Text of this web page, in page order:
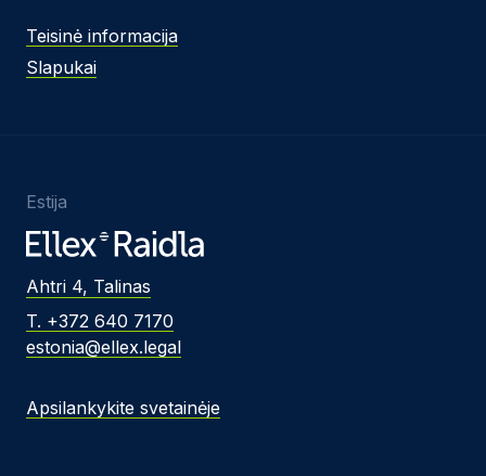
Teisinė informacija
Slapukai
Estija
Ahtri 4, Talinas
T. +372 640 7170
estonia@ellex.legal
Apsilankykite svetainėje